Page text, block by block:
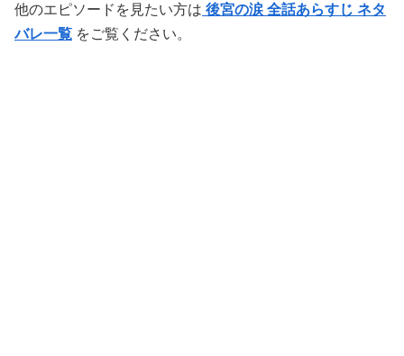
他のエピソードを見たい方は 後宮の涙 全話あらすじ ネタ
バレ一覧 をご覧ください。